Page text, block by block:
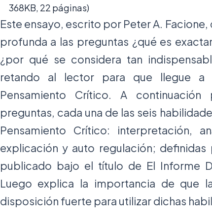
368KB, 22 páginas)
Este ensayo, escrito por Peter A.
profunda a las preguntas ¿qué es
¿por qué se considera tan
retando al lector para que llegue a
Pensamiento Crítico. A continuación
preguntas, cada una de las seis
Pensamiento Crítico: interpretación,
explicación y auto regulación;
publicado bajo el título de El Informe
Luego explica la importancia de que
disposición fuerte para utilizar dichas